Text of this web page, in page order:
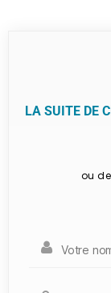
LA SUITE DE
ou